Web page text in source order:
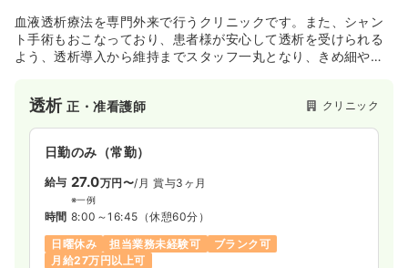
土日休み
年間休日124日 月給36万円以上可
日勤のみ（常勤）
給与 28.1万円/月 賞与2回
※経験3年の例
時間 8:30～17:30
土日休み
年間休日124日 月給32万円以上可
血液透析療法を専門外来で行うクリニックです。また、シャン
ト手術もおこなっており、患者様が安心して透析を受けられる
よう、透析導入から維持までスタッフ一丸となり、きめ細やか
透析正・准看護師 クリニック
日勤のみ（常勤）
給与 27.0万円〜/月 賞与3ヶ月
※一例
時間 8:00～16:45 （休憩60分）
日曜休み
担当業務未経験可
ブランク可
月給27万円以上可